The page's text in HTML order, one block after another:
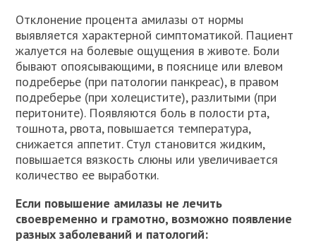
Отклонение процента амилазы от нормы
выявляется характерной симптоматикой. Пациент
жалуется на болевые ощущения в животе. Боли
бывают опоясывающими, в пояснице или влевом
подреберье (при патологии панкреас), в правом
подреберье (при холецистите), разлитыми (при
перитоните). Появляются боль в полости рта,
тошнота, рвота, повышается температура,
снижается аппетит. Стул становится жидким,
повышается вязкость слюны или увеличивается
количество ее выработки.
Если повышение амилазы не лечить
своевременно и грамотно, возможно появление
разных заболеваний и патологий: